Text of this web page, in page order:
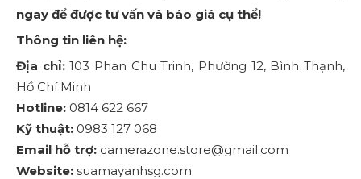
ngay để được tư vấn và báo giá cụ thể!
Thông tin liên hệ:
Địa chỉ:103 Phan Chu Trinh, Phường 12, Bình Thạnh,
Hồ Chí Minh
Hotline: 0814 622 667
Kỹ thuật: 0983 127 068
Email hỗ trợ: camerazone.store@gmail.com
Website: suamayanhsg.com